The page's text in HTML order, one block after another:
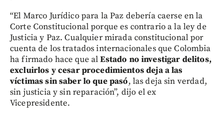
“El Marco Jurídico para la Paz debería caerse en la
Corte Constitucional porque es contrario a la ley de
Justicia y Paz. Cualquier mirada constitucional por
cuenta de los tratados internacionales que Colombia
ha firmado hace que alEstado no investigar delitos,
excluirlos y cesar procedimientos deja a las
víctimas sin saber lo que pasó, las deja sin verdad,
sin justicia y sin reparación”, dijo el ex
Vicepresidente.